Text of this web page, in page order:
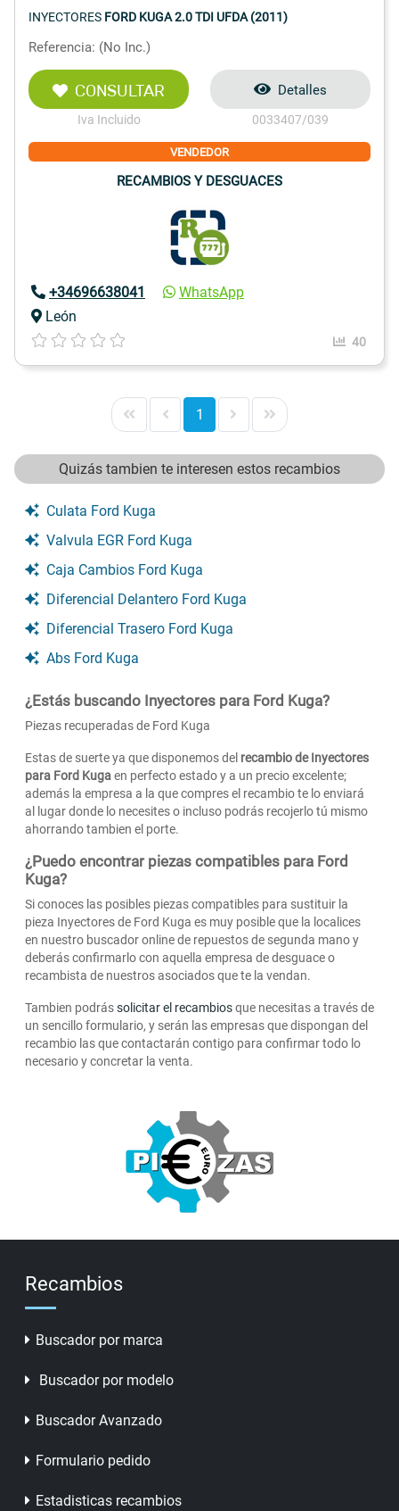
INYECTORES FORD KUGA 2.0 TDI UFDA (2011)
Referencia: (No Inc.)
CONSULTAR
Iva Incluido
Detalles
0033407/039
VENDEDOR
RECAMBIOS Y DESGUACES
+34696638041
WhatsApp
León
40
1
Quizás tambien te interesen estos recambios
Culata Ford Kuga
Valvula EGR Ford Kuga
Caja Cambios Ford Kuga
Diferencial Delantero Ford Kuga
Diferencial Trasero Ford Kuga
Abs Ford Kuga
¿Estás buscando Inyectores para Ford Kuga?
Piezas recuperadas de Ford Kuga
Estas de suerte ya que disponemos del recambio de Inyectores
para Ford Kugaen perfecto estado y a un precio excelente;
además la empresa a la que compres el recambio te lo enviará
al lugar donde lo necesites o incluso podrás recojerlo tú mismo
ahorrando tambien el porte.
¿Puedo encontrar piezas compatibles para Ford
Kuga?
Si conoces las posibles piezas compatibles para sustituir la
pieza Inyectores de Ford Kuga es muy posible que la localices
en nuestro buscador online de repuestos de segunda mano y
deberás confirmarlo con aquella empresa de desguace o
recambista de nuestros asociados que te la vendan.
Tambien podrássolicitar el recambiosque necesitas a través de
un sencillo formulario, y serán las empresas que dispongan del
recambio las que contactarán contigo para confirmar todo lo
necesario y concretar la venta.
Recambios
Buscador por marca
Buscador por modelo
Buscador Avanzado
Formulario pedido
Estadisticas recambios